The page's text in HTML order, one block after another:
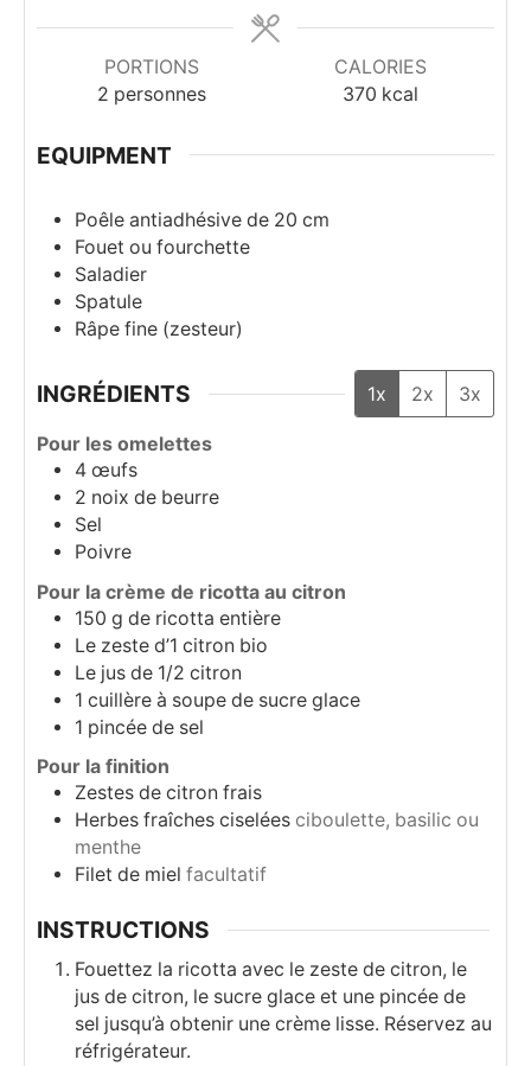
PORTIONS
2 personnes
CALORIES
370 kcal
EQUIPMENT
Poêle antiadhésive de 20 cm
Fouet ou fourchette
Saladier
Spatule
Râpe fine (zesteur)
INGRÉDIENTS 1x 2x 3x
Pour les omelettes
4 œufs
2 noix de beurre
Sel
Poivre
Pour la crème de ricotta au citron
150 g de ricotta entière
Le zeste d’1 citron bio
Le jus de 1/2 citron
1 cuillère à soupe de sucre glace
1 pincée de sel
Pour la finition
Zestes de citron frais
Herbes fraîches ciselées ciboulette, basilic ou
menthe
Filet de miel facultatif
INSTRUCTIONS
Fouettez la ricotta avec le zeste de citron, le
jus de citron, le sucre glace et une pincée de
sel jusqu’à obtenir une crème lisse. Réservez au
réfrigérateur.